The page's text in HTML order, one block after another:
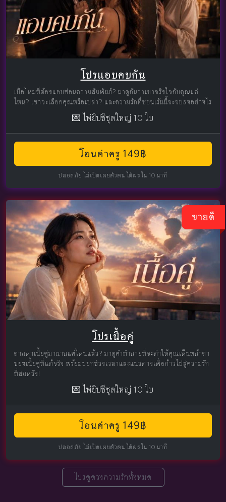
โปรแอบคบกัน
เบื่อไหมที่ต้องแอบซ่อนความสัมพันธ์? มาดูกันว่าเขาจริงใจกับคุณแค่
ไหน? เขาจะเลือกคุณหรือเปล่า? และความรักที่ซ่อนเร้นนี้จะจบลงอย่างไร
💌 ไพ่ยิปซีชุดใหญ่ 10 ใบ
โอนค่าครู 149฿
ปลอดภัย ไม่เปิดเผยตัวตน ได้ผลใน 10 นาที
ขายดี
โปรเนื้อคู่
ตามหาเนื้อคู่มานานแค่ไหนแล้ว? มาดูคำทำนายที่จะทำให้คุณเห็นหน้าตา
ของเนื้อคู่ที่แท้จริง พร้อมบอกช่วงเวลาและแนวทางเพื่อก้าวไปสู่ความรัก
ที่สมหวัง!
💌 ไพ่ยิปซีชุดใหญ่ 10 ใบ
โอนค่าครู 149฿
ปลอดภัย ไม่เปิดเผยตัวตน ได้ผลใน 10 นาที
โปรดูดวงความรักทั้งหมด